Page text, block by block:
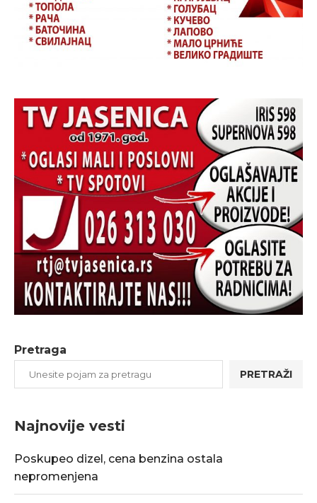
Pretraga
PRETRAŽI
Najnovije vesti
Poskupeo dizel, cena benzina ostala
nepromenjena